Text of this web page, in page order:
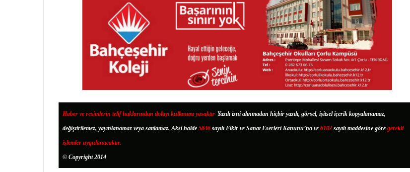
Haber ve resimlerin telif haklarından dolayı kullanımı yasaktır. Yazılı izni alınmadan hiçbir yazılı, görsel, işitsel içerik kopyalanamaz,
değiştirilemez, yayınlanamaz veya satılamaz. Aksi halde 5846 sayılı Fikir ve Sanat Eserleri Kanunu’na ve 6102 sayılı maddesine göre gerekli
işlemler uygulanacaktır.
© Copyright 2014